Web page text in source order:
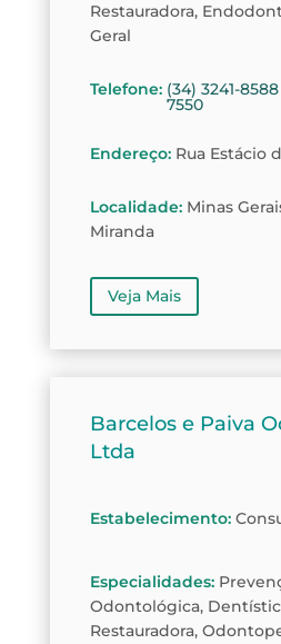
Restauradora,
Geral
Telefone: (34) 3241-
7550
Endereço: Rua Estácio
Localidade: Minas
Miranda
Veja Mais
Barcelos e Paiva
Ltda
Estabelecimento:
Especialidades:
Odontológica,
Restauradora,